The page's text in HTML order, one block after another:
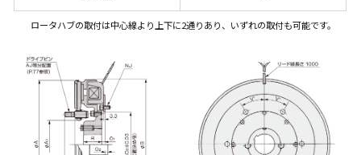
ロータハブの取付は中心線より上下に2通りあり、いずれの取付も可能です。